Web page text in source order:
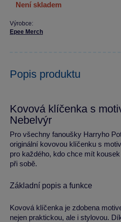
není skladem
Výrobce:
Epee Merch
Popis produktu
Kovová klíčenka s
Nebelvýr
Pro všechny fanoušky Harryho
originální kovovou klíčenku s
pro každého, kdo chce mít
při sobě.
Základní popis a funkce
Kovová klíčenka je zdobena
nejen praktickou, ale i stylovou.